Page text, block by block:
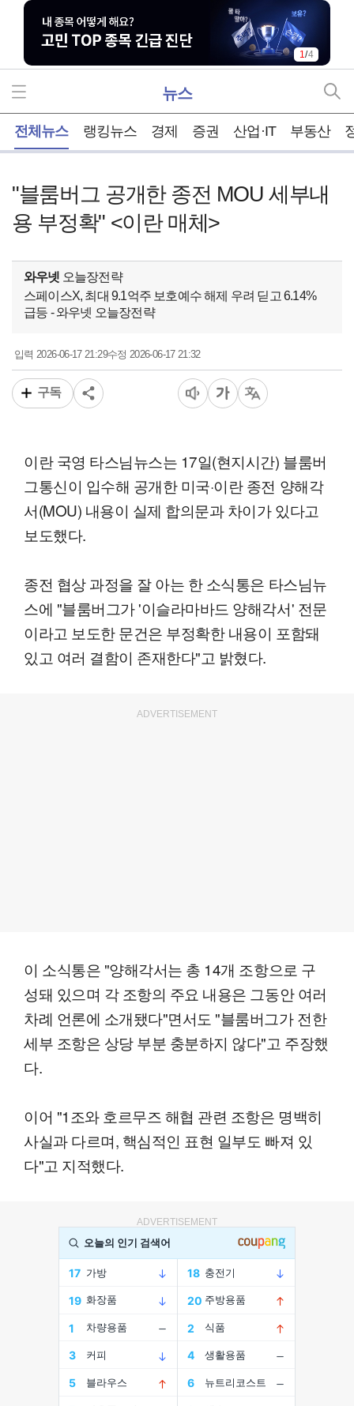
1/4
뉴스
전체뉴스 랭킹뉴스 경제 증권 산업·IT 부동산
"블룸버그 공개한 종전 MOU 세부내
용 부정확" <이란 매체>
와우넷 오늘장전략
스페이스X, 최대 9.1억주 보호예수 해제 우려 딛고 6.14%
급등 - 와우넷 오늘장전략
입력 2026-06-17 21:29수정 2026-06-17 21:32
구독
이란 국영 타스님뉴스는 17일(현지시간) 블룸버
그통신이 입수해 공개한 미국·이란 종전 양해각
서(MOU) 내용이 실제 합의문과 차이가 있다고
보도했다.
종전 협상 과정을 잘 아는 한 소식통은 타스님뉴
스에 "블룸버그가 '이슬라마바드 양해각서' 전문
이라고 보도한 문건은 부정확한 내용이 포함돼
있고 여러 결함이 존재한다"고 밝혔다.
ADVERTISEMENT
이 소식통은 "양해각서는 총 14개 조항으로 구
성돼 있으며 각 조항의 주요 내용은 그동안 여러
차례 언론에 소개됐다"면서도 "블룸버그가 전한
세부 조항은 상당 부분 충분하지 않다"고 주장했
다.
이어 "1조와 호르무즈 해협 관련 조항은 명백히
사실과 다르며, 핵심적인 표현 일부도 빠져 있
다"고 지적했다.
ADVERTISEMENT